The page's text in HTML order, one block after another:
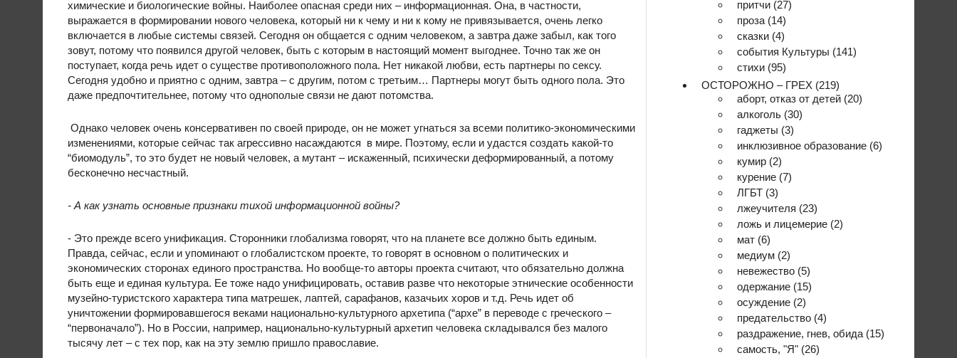
химические и биологические войны. Наиболее опасная среди них – информационная. Она, в частности,
выражается в формировании нового человека, который ни к чему и ни к кому не привязывается, очень легко
включается в любые системы связей. Сегодня он общается с одним человеком, а завтра даже забыл, как того
зовут, потому что появился другой человек, быть с которым в настоящий момент выгоднее. Точно так же он
поступает, когда речь идет о существе противоположного пола. Нет никакой любви, есть партнеры по сексу.
Сегодня удобно и приятно с одним, завтра – с другим, потом с третьим… Партнеры могут быть одного пола. Это
даже предпочтительнее, потому что однополые связи не дают потомства.
Однако человек очень консервативен по своей природе, он не может угнаться за всеми политико-экономическими
изменениями, которые сейчас так агрессивно насаждаются в мире. Поэтому, если и удастся создать какой-то
“биомодуль”, то это будет не новый человек, а мутант – искаженный, психически деформированный, а потому
бесконечно несчастный.
- А как узнать основные признаки тихой информационной войны?
- Это прежде всего унификация. Сторонники глобализма говорят, что на планете все должно быть единым.
Правда, сейчас, если и упоминают о глобалистском проекте, то говорят в основном о политических и
экономических сторонах единого пространства. Но вообще-то авторы проекта считают, что обязательно должна
быть еще и единая культура. Ее тоже надо унифицировать, оставив разве что некоторые этнические особенности
музейно-туристского характера типа матрешек, лаптей, сарафанов, казачьих хоров и т.д. Речь идет об
уничтожении формировавшегося веками национально-культурного архетипа (“архе” в переводе с греческого –
“первоначало”). Но в России, например, национально-культурный архетип человека складывался без малого
тысячу лет – с тех пор, как на эту землю пришло православие.
притчи (27)
проза (14)
сказки (4)
события Культуры (141)
стихи (95)
ОСТОРОЖНО – ГРЕХ (219)
аборт, отказ от детей (20)
алкоголь (30)
гаджеты (3)
инклюзивное образование (6)
кумир (2)
курение (7)
ЛГБТ (3)
лжеучителя (23)
ложь и лицемерие (2)
мат (6)
медиум (2)
невежество (5)
одержание (15)
осуждение (2)
предательство (4)
раздражение, гнев, обида (15)
самость, "Я" (26)